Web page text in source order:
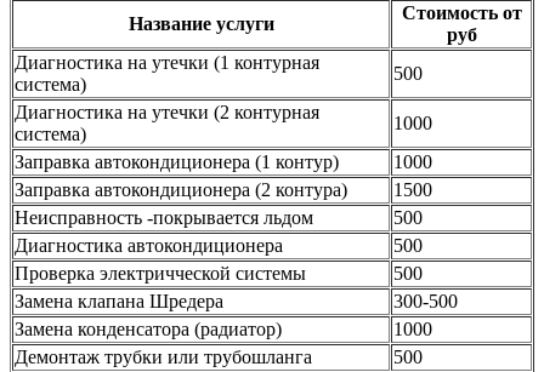
Название услуги
Стоимость от
руб
Диагностика на утечки (1 контурная
система)
500
Диагностика на утечки (2 контурная
система)
1000
Заправка автокондиционера (1 контур)
1000
Заправка автокондиционера (2 контура)
1500
Неисправность -покрывается льдом
500
Диагностика автокондиционера
500
Проверка электричческой системы
500
Замена клапана Шредера
300-500
Замена конденсатора (радиатор)
1000
Демонтаж трубки или трубошланга
500